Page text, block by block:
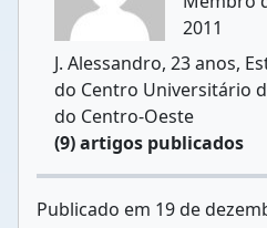
2011
J. Alessandro, 23 anos,
do Centro Universitário
do Centro-Oeste
(9) artigos publicados
Publicado em 19 de